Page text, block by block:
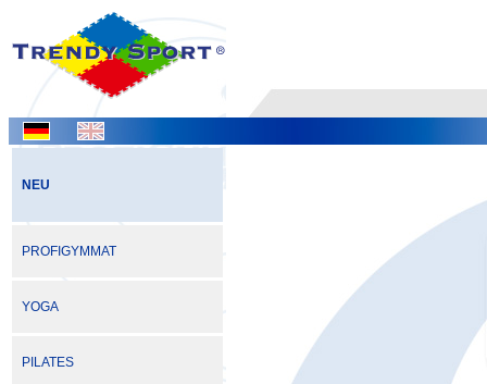
NEU
PROFIGYMMAT
YOGA
PILATES